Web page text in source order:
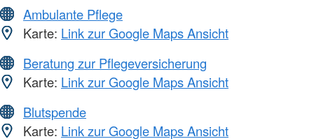
Ambulante Pflege
Karte: Link zur Google Maps Ansicht
Beratung zur Pflegeversicherung
Karte: Link zur Google Maps Ansicht
Blutspende
Karte: Link zur Google Maps Ansicht